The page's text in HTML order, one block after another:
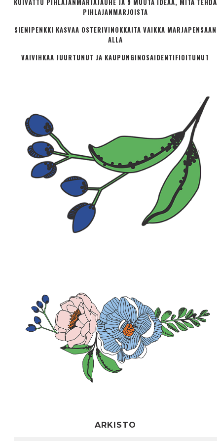
KUIVATTU PIHLAJANMARJAJAUHE JA 9 MUUTA IDEAA, MITÄ TEHDÄ
PIHLAJANMARJOISTA
SIENIPENKKI KASVAA OSTERIVINOKKAITA VAIKKA MARJAPENSAAN
ALLA
VAIVIHKAA JUURTUNUT JA KAUPUNGINOSA­IDENTIFIOITUNUT
ARKISTO